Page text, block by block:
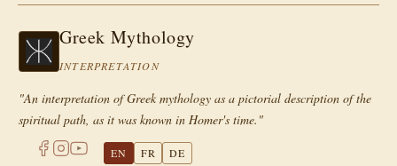
Greek Mythology
INTERPRETATION
"An interpretation of Greek mythology as a pictorial description of the
spiritual path, as it was known in Homer's time."
EN FR DE